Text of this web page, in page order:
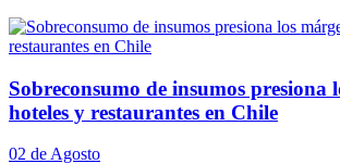
Sobreconsumo de insumos presiona
hoteles y restaurantes en Chile
02 de Agosto